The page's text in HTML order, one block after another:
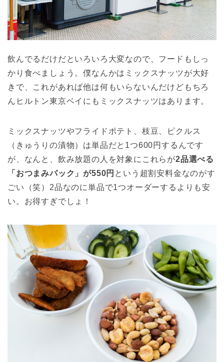
飲んでるだけだといろいろ大変なので、フードもしっ
かり食べましょう。僕なんかはミックスナッツが大好
きで、これがあれば他は何もいらないんだけどもちろ
んヒルトン東京ベイにもミックスナッツはあります。
ミックスナッツやフライドポテト、枝豆、ピクルス
（きゅうりの漬物）は単品だと1つ600円するんです
が、なんと、飲み放題の人を対象にこれらが2品選べる
「おつまみパック」が550円 という超割安料金なのがす
ごい（笑）2品なのに単品で1つオーダーするよりも安
い。お得すぎでしょ！